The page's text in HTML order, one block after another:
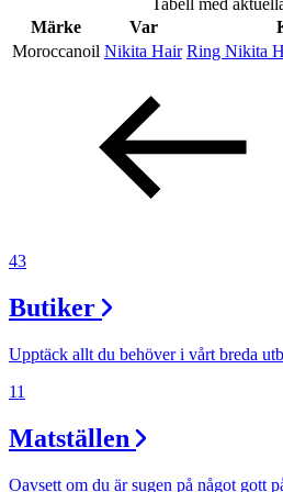
Inspiration
Sök
Öppettider
Praktisk information
Magasin
Märke
Var
Moroccanoil Nikita Hair Ring Nikita
43
Butiker
Upptäck allt du behöver i vårt breda
11
Matställen
Oavsett om du är sugen på något gott